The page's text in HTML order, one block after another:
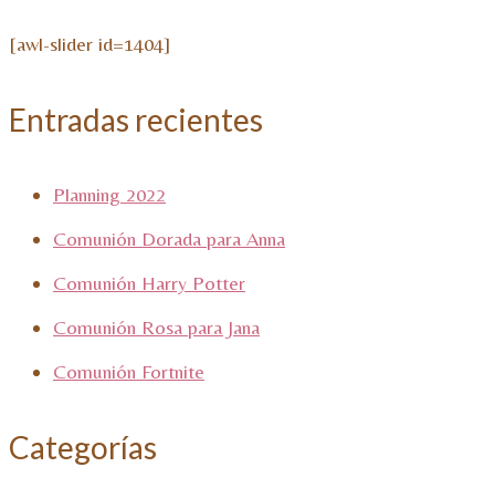
[awl-slider id=1404]
Entradas recientes
Planning 2022
Comunión Dorada para Anna
Comunión Harry Potter
Comunión Rosa para Jana
Comunión Fortnite
Categorías